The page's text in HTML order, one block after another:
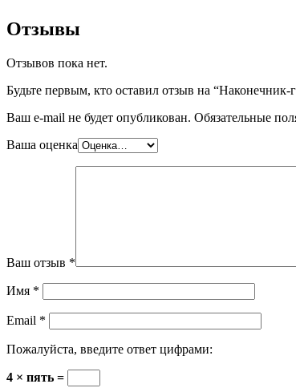
Отзывы
Отзывов пока нет.
Будьте первым, кто оставил отзыв на
Ваш e-mail не будет опубликован. Обязательные
Ваша оценка
Ваш отзыв *
Имя *
Email *
Пожалуйста, введите ответ цифрами:
4 × пять =